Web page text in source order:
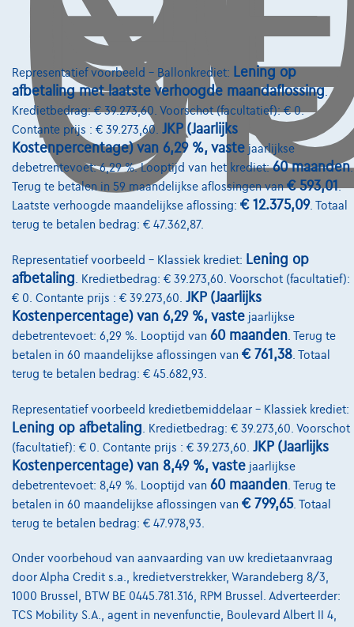
Mercedes-Benz C 200
C 200 MHE Benzine Aut-AMG Pack-Nav-HLeder-Pano-Led-360c-Keyless-
10/2021
Automaat 135 kW ( 184 PK )
€28.499 1
maandaflossing van
€7.671,61
Ontdek het volledige cijfervoorbeeld
3600 Genk,GMA Cars
Vergelijk
Bekijk wagen
NIEUWE PRIJS
Representatief voorbeeld – Ballonkrediet: Lening op
afbetaling met laatste verhoogde maandaflossing
Kredietbedrag: € 39.273,60. Voorschot (facultatief): € 0.
Contante prijs : € 39.273,60. JKP (Jaarlijks
Kostenpercentage) van 6,29 %, vaste jaarlijkse
debetrentevoet: 6,29 %. Looptijd van het krediet:60 maanden.
Terug te betalen in 59 maandelijkse aflossingen van€ 593,01.
Laatste verhoogde maandelijkse aflossing: € 12.375,09. Totaal
terug te betalen bedrag: € 47.362,87.
Representatief voorbeeld – Klassiek krediet: Lening op
afbetaling . Kredietbedrag: € 39.273,60. Voorschot (facultatief):
€ 0. Contante prijs : € 39.273,60. JKP (Jaarlijks
Kostenpercentage) van 6,29 %, vaste jaarlijkse
debetrentevoet: 6,29 %. Looptijd van 60 maanden . Terug te
betalen in 60 maandelijkse aflossingen van € 761,38 . Totaal
terug te betalen bedrag: € 45.682,93.
Representatief voorbeeld kredietbemiddelaar – Klassiek krediet:
Lening op afbetaling . Kredietbedrag: € 39.273,60. Voorschot
(facultatief): € 0. Contante prijs : € 39.273,60. JKP (Jaarlijks
Kostenpercentage) van 8,49 %, vaste jaarlijkse
debetrentevoet: 8,49 %. Looptijd van 60 maanden . Terug te
betalen in 60 maandelijkse aflossingen van € 799,65. Totaal
terug te betalen bedrag: € 47.978,93.
Onder voorbehoud van aanvaarding van uw kredietaanvraag
door Alpha Credit s.a., kredietverstrekker, Warandeberg 8/3,
1000 Brussel, BTW BE 0445.781.316, RPM Brussel. Adverteerder:
TCS Mobility S.A., agent in nevenfunctie, Boulevard Albert II 4,